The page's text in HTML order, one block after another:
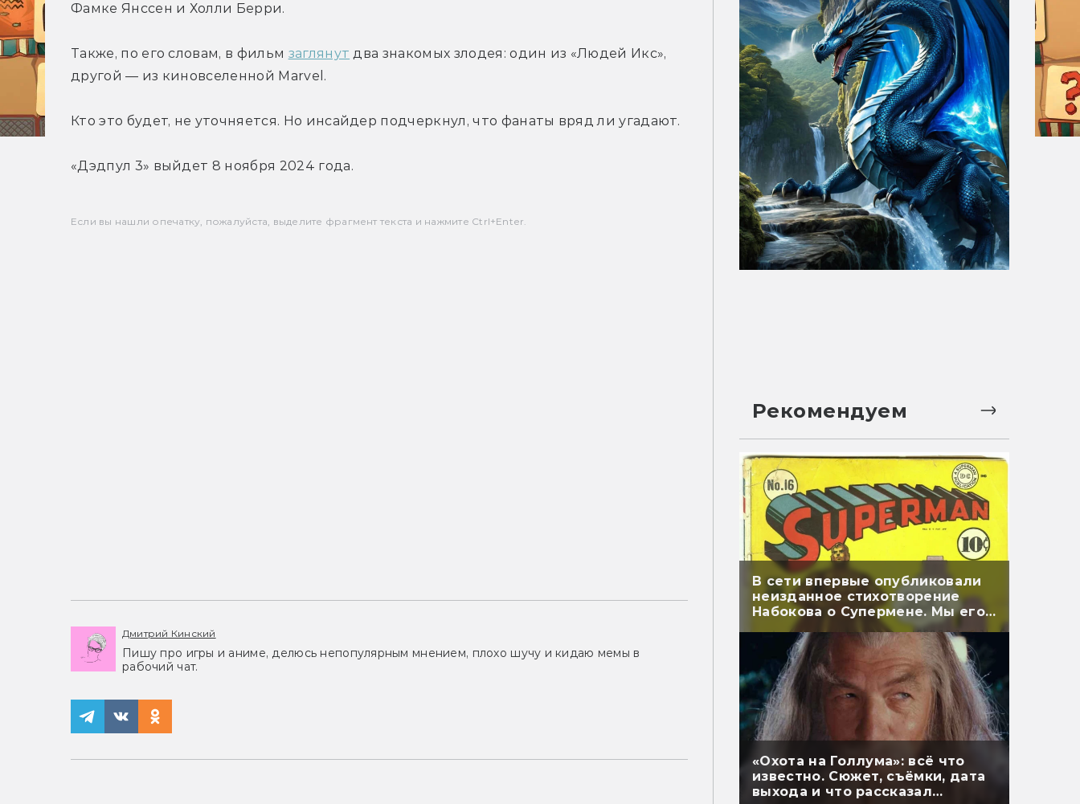
Фамке Янссен и Холли Берри.
Также, по его словам, в фильм заглянут два знакомых злодея: один из «Людей Икс»,
другой — из киновселенной Marvel.
Кто это будет, не уточняется. Но инсайдер подчеркнул, что фанаты вряд ли угадают.
«Дэдпул 3» выйдет 8 ноября 2024 года.
Если вы нашли опечатку, пожалуйста, выделите фрагмент текста и нажмите Ctrl+Enter.
Дмитрий Кинский
Пишу про игры и аниме, делюсь непопулярным мнением, плохо шучу и кидаю мемы в
рабочий чат.
Рекомендуем
В сети впервые опубликовали
неизданное стихотворение
Набокова о Супермене. Мы его
перевели
«Охота на Голлума»: всё что
известно. Сюжет, съёмки, дата
выхода и что рассказал